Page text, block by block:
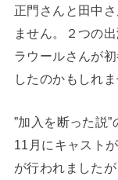
正門さんと田中
ません。２つの
ラウールさんが
したのかもしれま
”加入を断った説
11月にキャスト
が行われました